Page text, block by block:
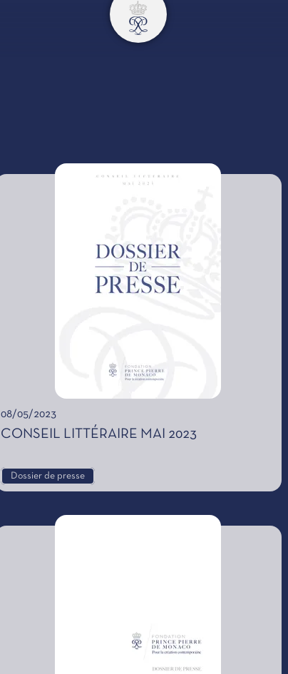
08/05/2023
CONSEIL LITTÉRAIRE MAI 2023
Dossier de presse